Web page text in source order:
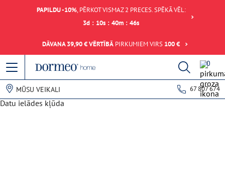
PAPILDU -10%, PĒRKOT VISMAZ 2 PRECES. SPĒKĀ VĒL:
3d : 10s : 40m : 46s
DĀVANA 39,90 € VĒRTĪBĀ PIRKUMIEM VIRS 100 €
0
MŪSU VEIKALI 67 807 674
Datu ielādes kļūda